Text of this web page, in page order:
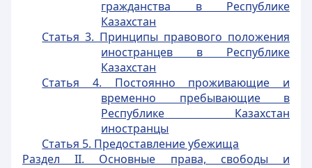
гражданства в Республике
Казахстан
Статья 3. Принципы правового положения
иностранцев в Республике
Казахстан
Статья 4. Постоянно проживающие и
временно пребывающие в
Республике Казахстан
иностранцы
Статья 5. Предоставление убежища
Раздел II. Основные права, свободы и